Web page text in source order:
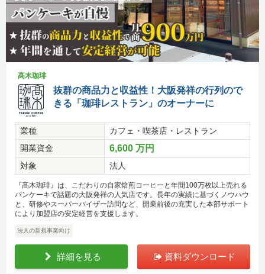
髙木珈琲
抜群の商品力と収益性！大阪発祥の行列ので
きる「珈琲レストラン」のオーナーに
業種
カフェ・喫茶店・レストラン
開業資金
6,600 万円
対象 法人
『髙木珈琲』は、こだわりの自家焙煎コーヒーと年間100万枚以上売れる
パンケーキで話題の大阪発祥の人気店です。長年の実績に基づくノウハウ
と、研修やスーパーバイザー訪問など、開業前後の充実した本部サポート
により加盟店の安定経営を支援します。
法人の新規事業向け
詳細を見る 資料ダウンロード